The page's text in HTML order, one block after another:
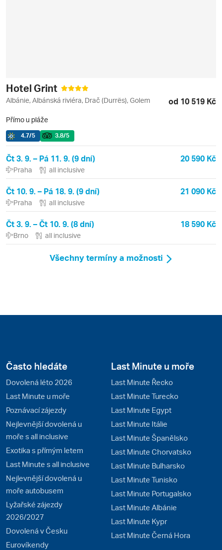
Hotel Grint
Albánie, Albánská riviéra, Drač (Durrës), Golem od 10 519 Kč
Přímo u pláže
4.7/5 3.8/5
Čt 3. 9. – Pá 11. 9. (9 dní) 20 590 Kč
Praha all inclusive
Čt 10. 9. – Pá 18. 9. (9 dní) 21 090 Kč
Praha all inclusive
Čt 3. 9. – Čt 10. 9. (8 dní) 18 590 Kč
Brno all inclusive
Všechny termíny a možnosti
Často hledáte
Dovolená léto 2026
Last Minute u moře
Poznávací zájezdy
Nejlevnější dovolená u
moře s all inclusive
Exotika s přímým letem
Last Minute s all inclusive
Nejlevnější dovolená u
moře autobusem
Lyžařské zájezdy
2026/2027
Dovolená v Česku
Eurovíkendy
Last Minute u moře
Last Minute Řecko
Last Minute Turecko
Last Minute Egypt
Last Minute Itálie
Last Minute Španělsko
Last Minute Chorvatsko
Last Minute Bulharsko
Last Minute Tunisko
Last Minute Portugalsko
Last Minute Albánie
Last Minute Kypr
Last Minute Černá Hora